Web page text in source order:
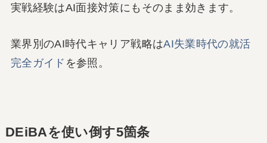
実戦経験はAI面接対策にもそのまま効きます。
業界別のAI時代キャリア戦略はAI失業時代の就活
完全ガイド を参照。
DEiBAを使い倒す5箇条